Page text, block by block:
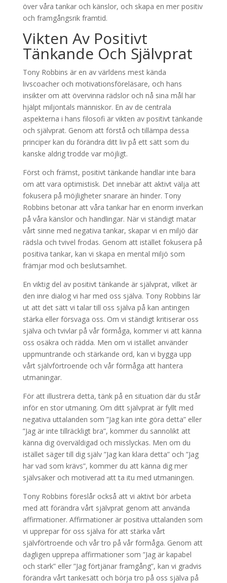
över våra tankar och känslor, och skapa en mer positiv
och framgångsrik framtid.
Vikten Av Positivt
Tänkande Och Självprat
Tony Robbins är en av världens mest kända
livscoacher och motivationsföreläsare, och hans
insikter om att övervinna rädslor och nå sina mål har
hjälpt miljontals människor. En av de centrala
aspekterna i hans filosofi är vikten av positivt tänkande
och självprat. Genom att förstå och tillämpa dessa
principer kan du förändra ditt liv på ett sätt som du
kanske aldrig trodde var möjligt.
Först och främst, positivt tänkande handlar inte bara
om att vara optimistisk. Det innebär att aktivt välja att
fokusera på möjligheter snarare än hinder. Tony
Robbins betonar att våra tankar har en enorm inverkan
på våra känslor och handlingar. När vi ständigt matar
vårt sinne med negativa tankar, skapar vi en miljö där
rädsla och tvivel frodas. Genom att istället fokusera på
positiva tankar, kan vi skapa en mental miljö som
främjar mod och beslutsamhet.
En viktig del av positivt tänkande är självprat, vilket är
den inre dialog vi har med oss själva. Tony Robbins lär
ut att det sätt vi talar till oss själva på kan antingen
stärka eller försvaga oss. Om vi ständigt kritiserar oss
själva och tvivlar på vår förmåga, kommer vi att känna
oss osäkra och rädda. Men om vi istället använder
uppmuntrande och stärkande ord, kan vi bygga upp
vårt självförtroende och vår förmåga att hantera
utmaningar.
För att illustrera detta, tänk på en situation där du står
inför en stor utmaning. Om ditt självprat är fyllt med
negativa uttalanden som ”Jag kan inte göra detta” eller
”Jag är inte tillräckligt bra”, kommer du sannolikt att
känna dig överväldigad och misslyckas. Men om du
istället säger till dig själv ”Jag kan klara detta” och ”Jag
har vad som krävs”, kommer du att känna dig mer
självsäker och motiverad att ta itu med utmaningen.
Tony Robbins föreslår också att vi aktivt bör arbeta
med att förändra vårt självprat genom att använda
affirmationer. Affirmationer är positiva uttalanden som
vi upprepar för oss själva för att stärka vårt
självförtroende och vår tro på vår förmåga. Genom att
dagligen upprepa affirmationer som ”Jag är kapabel
och stark” eller ”Jag förtjänar framgång”, kan vi gradvis
förändra vårt tankesätt och börja tro på oss själva på